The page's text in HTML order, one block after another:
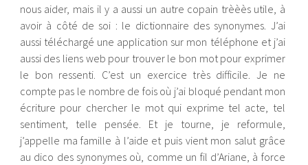
nous aider, mais il y a aussi un autre copain trèèès utile, à
avoir à côté de soi : le dictionnaire des synonymes. J’ai
aussi téléchargé une application sur mon téléphone et j’ai
aussi des liens web pour trouver le bon mot pour exprimer
le bon ressenti. C’est un exercice très difficile. Je ne
compte pas le nombre de fois où j’ai bloqué pendant mon
écriture pour chercher le mot qui exprime tel acte, tel
sentiment, telle pensée. Et je tourne, je reformule,
j’appelle ma famille à l’aide et puis vient mon salut grâce
au dico des synonymes où, comme un fil d’Ariane, à force